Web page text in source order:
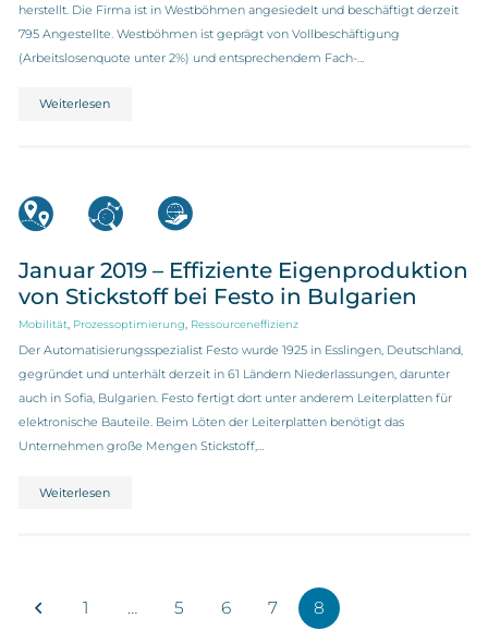
herstellt. Die Firma ist in Westböhmen angesiedelt und beschäftigt derzeit
795 Angestellte. Westböhmen ist geprägt von Vollbeschäftigung
(Arbeitslosenquote unter 2%) und entsprechendem Fach-…
Weiterlesen
Januar 2019 – Effiziente Eigenproduktion
von Stickstoff bei Festo in Bulgarien
Mobilität, Prozessoptimierung, Ressourceneffizienz
Der Automatisierungsspezialist Festo wurde 1925 in Esslingen, Deutschland,
gegründet und unterhält derzeit in 61 Ländern Niederlassungen, darunter
auch in Sofia, Bulgarien. Festo fertigt dort unter anderem Leiterplatten für
elektronische Bauteile. Beim Löten der Leiterplatten benötigt das
Unternehmen große Mengen Stickstoff,…
Weiterlesen
1 … 5 6 7 8